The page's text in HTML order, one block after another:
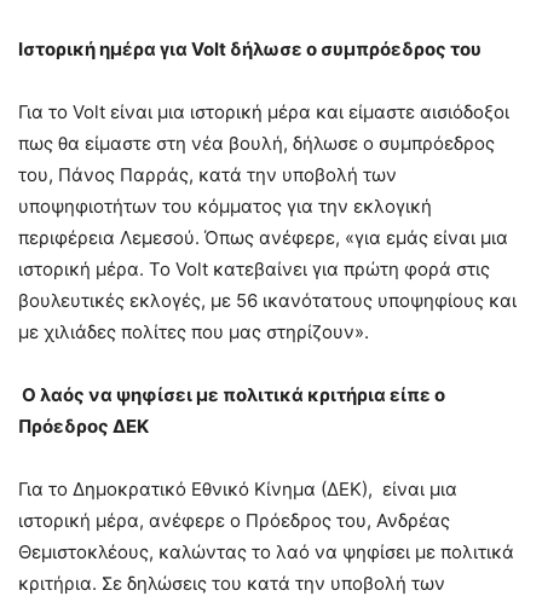
Ιστορική ημέρα για Volt δήλωσε ο συμπρόεδρος του
Για το Volt είναι μια ιστορική μέρα και είμαστε αισιόδοξοι
πως θα είμαστε στη νέα βουλή, δήλωσε ο συμπρόεδρος
του, Πάνος Παρράς, κατά την υποβολή των
υποψηφιοτήτων του κόμματος για την εκλογική
περιφέρεια Λεμεσού. Όπως ανέφερε, «για εμάς είναι μια
ιστορική μέρα. Το Volt κατεβαίνει για πρώτη φορά στις
βουλευτικές εκλογές, με 56 ικανότατους υποψηφίους και
με χιλιάδες πολίτες που μας στηρίζουν».
Ο λαός να ψηφίσει με πολιτικά κριτήρια είπε ο
Πρόεδρος ΔΕΚ
Για το Δημοκρατικό Εθνικό Κίνημα (ΔΕΚ), είναι μια
ιστορική μέρα, ανέφερε ο Πρόεδρος του, Ανδρέας
Θεμιστοκλέους, καλώντας το λαό να ψηφίσει με πολιτικά
κριτήρια. Σε δηλώσεις του κατά την υποβολή των